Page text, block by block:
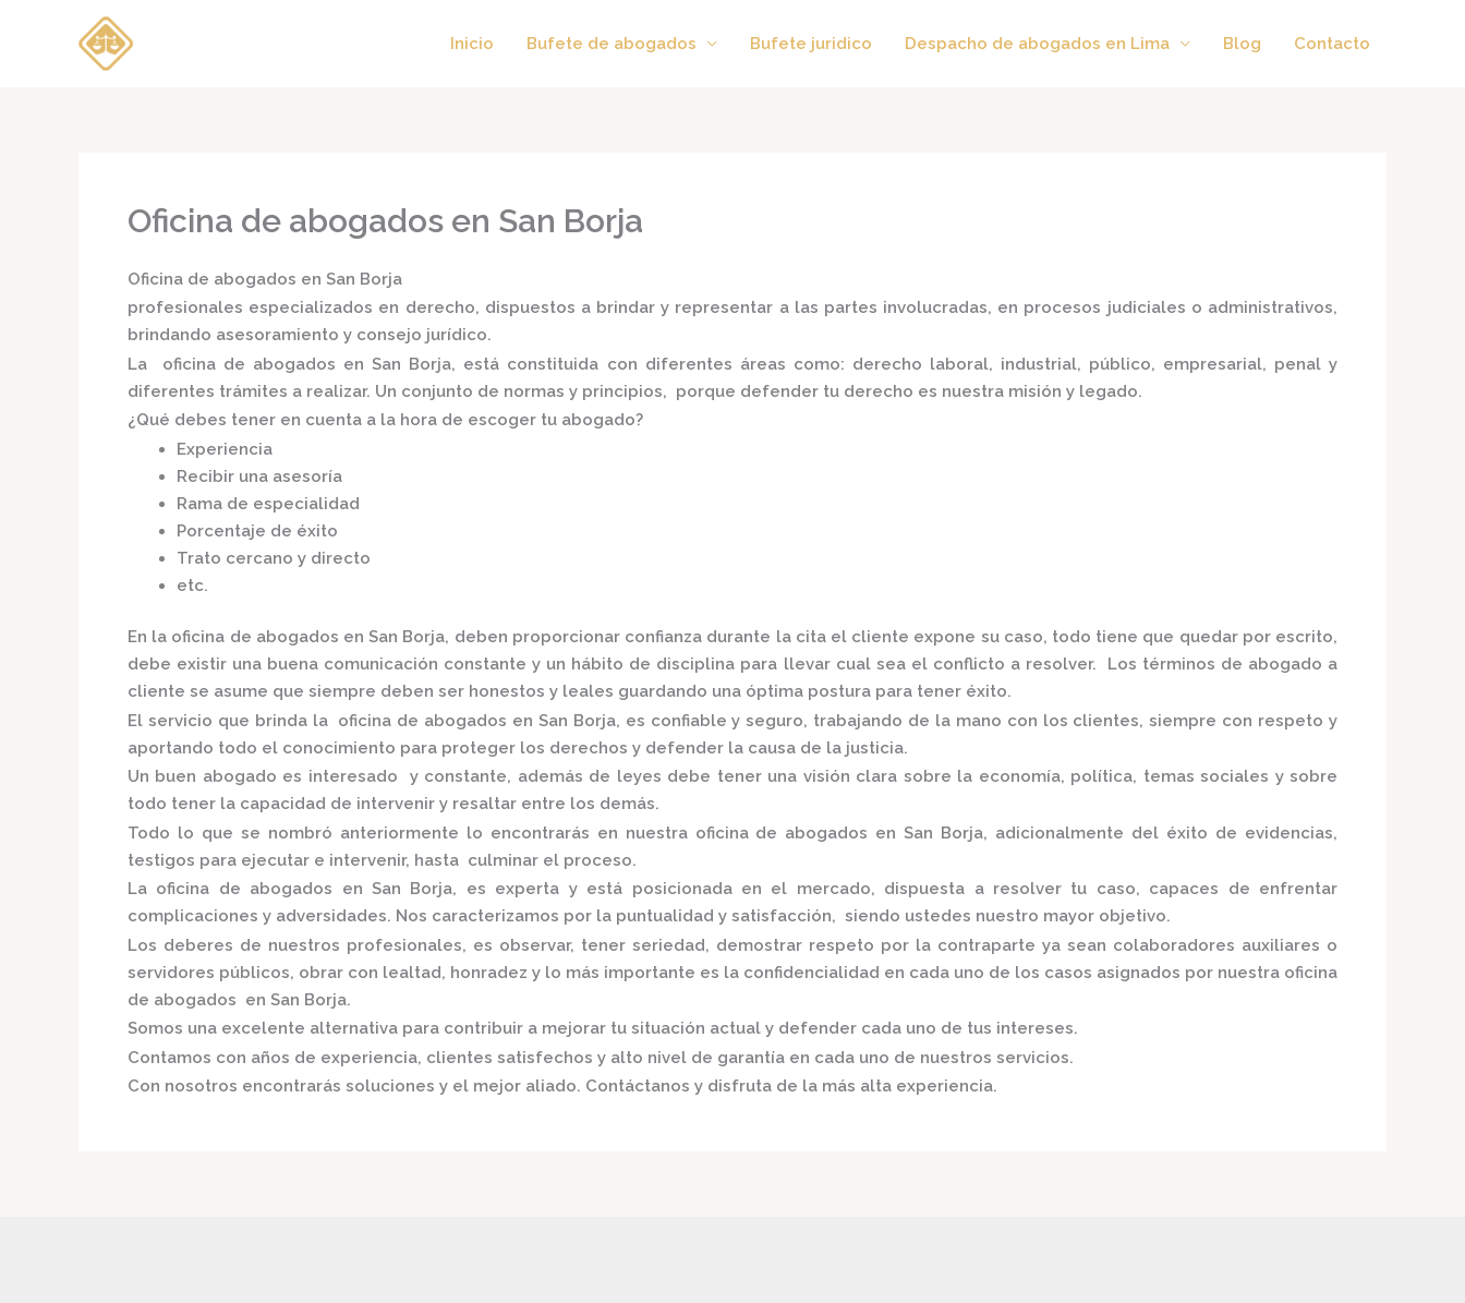
Inicio Bufete de abogados Bufete juridico Despacho de abogados en Lima Blog Contacto
Oficina de abogados en San Borja
Oficina de abogados en San Borja
profesionales especializados en derecho, dispuestos a brindar y representar a las partes involucradas, en procesos judiciales o administrativos,
brindando asesoramiento y consejo jurídico.
La oficina de abogados en San Borja, está constituida con diferentes áreas como: derecho laboral, industrial, público, empresarial, penal y
diferentes trámites a realizar. Un conjunto de normas y principios, porque defender tu derecho es nuestra misión y legado.
¿Qué debes tener en cuenta a la hora de escoger tu abogado?
Experiencia
Recibir una asesoría
Rama de especialidad
Porcentaje de éxito
Trato cercano y directo
etc.
En la oficina de abogados en San Borja, deben proporcionar confianza durante la cita el cliente expone su caso, todo tiene que quedar por escrito,
debe existir una buena comunicación constante y un hábito de disciplina para llevar cual sea el conflicto a resolver. Los términos de abogado a
cliente se asume que siempre deben ser honestos y leales guardando una óptima postura para tener éxito.
El servicio que brinda la oficina de abogados en San Borja, es confiable y seguro, trabajando de la mano con los clientes, siempre con respeto y
aportando todo el conocimiento para proteger los derechos y defender la causa de la justicia.
Un buen abogado es interesado y constante, además de leyes debe tener una visión clara sobre la economía, política, temas sociales y sobre
todo tener la capacidad de intervenir y resaltar entre los demás.
Todo lo que se nombró anteriormente lo encontrarás en nuestra oficina de abogados en San Borja, adicionalmente del éxito de evidencias,
testigos para ejecutar e intervenir, hasta culminar el proceso.
La oficina de abogados en San Borja, es experta y está posicionada en el mercado, dispuesta a resolver tu caso, capaces de enfrentar
complicaciones y adversidades. Nos caracterizamos por la puntualidad y satisfacción, siendo ustedes nuestro mayor objetivo.
Los deberes de nuestros profesionales, es observar, tener seriedad, demostrar respeto por la contraparte ya sean colaboradores auxiliares o
servidores públicos, obrar con lealtad, honradez y lo más importante es la confidencialidad en cada uno de los casos asignados por nuestra oficina
de abogados en San Borja.
Somos una excelente alternativa para contribuir a mejorar tu situación actual y defender cada uno de tus intereses.
Contamos con años de experiencia, clientes satisfechos y alto nivel de garantía en cada uno de nuestros servicios.
Con nosotros encontrarás soluciones y el mejor aliado. Contáctanos y disfruta de la más alta experiencia.